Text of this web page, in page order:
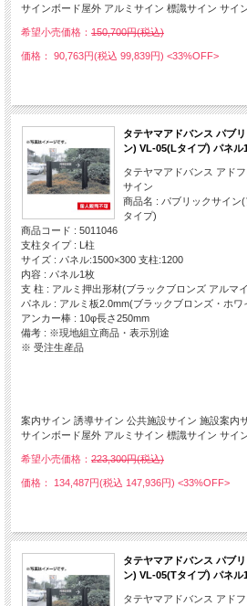
サインボード屋外 アルミサイン 標識サイン サイ
希望小売価格： 150,700円(税込)
価格： 90,763円(税込 99,839円) <33%OFF>
タテヤマアドバンス パブ
ン) VL-05(Lタイプ) パネル
タテヤマアドバンス アド
サイン
商品名 : パブリックサイン
タイプ)
商品コード : 5011046
支柱タイプ : L柱
サイズ : パネル:1500×300 支柱:1200
内容 : パネル1枚
支 柱 : アルミ押出形材(ブラックブロンズ アルマ
パネル : アルミ板2.0mm(ブラックブロンズ・ホ
アンカー棒 : 10φ長さ250mm
備考 : ※現地組立商品・表示別途
※ 受注生産品
案内サイン 誘導サイン 公共施設サイン 施設案内
サインボード屋外 アルミサイン 標識サイン サイ
希望小売価格： 223,300円(税込)
価格： 134,487円(税込 147,936円) <33%OFF>
タテヤマアドバンス パブ
ン) VL-05(Tタイプ) パネル
タテヤマアドバンス アド